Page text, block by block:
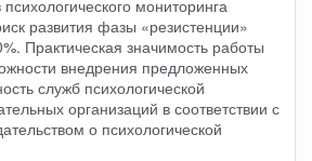
мониторинга
развития фазы «резистенции»
Практическая значимость работы
внедрения предложенных
служб психологической
организаций в соответствии с
о психологической